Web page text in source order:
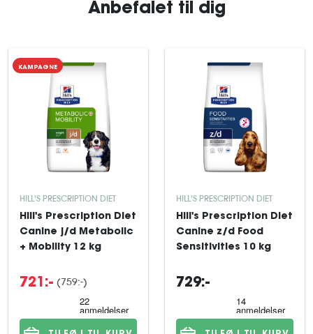
Anbefalet til dig
KAMPAGNE
HILL'S PRESCRIPTION DIET
Hill's Prescription Diet
Canine j/d Metabolic
+ Mobility 12 kg
721:- (759:-)
HILL'S PRESCRIPTION DIET
Hill's Prescription Diet
Canine z/d Food
Sensitivities 10 kg
729:-